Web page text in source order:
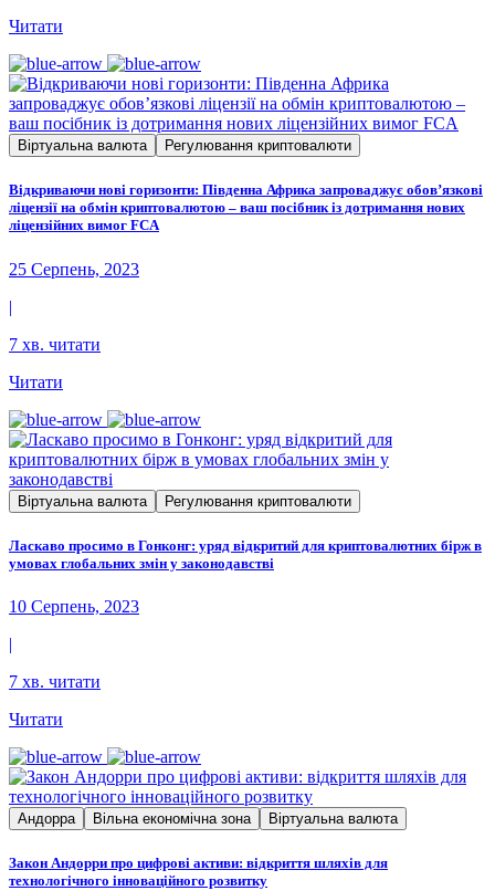
Читати
Віртуальна валюта Регулювання криптовалюти
Відкриваючи нові горизонти: Південна Африка запроваджує обов’язкові
ліцензії на обмін криптовалютою – ваш посібник із дотримання нових
ліцензійних вимог FCA
25 Серпень, 2023
|
7 хв. читати
Читати
Віртуальна валюта Регулювання криптовалюти
Ласкаво просимо в Гонконг: уряд відкритий для криптовалютних бірж в
умовах глобальних змін у законодавстві
10 Серпень, 2023
|
7 хв. читати
Читати
Андорра Вільна економічна зона Віртуальна валюта
Закон Андорри про цифрові активи: відкриття шляхів для
технологічного інноваційного розвитку